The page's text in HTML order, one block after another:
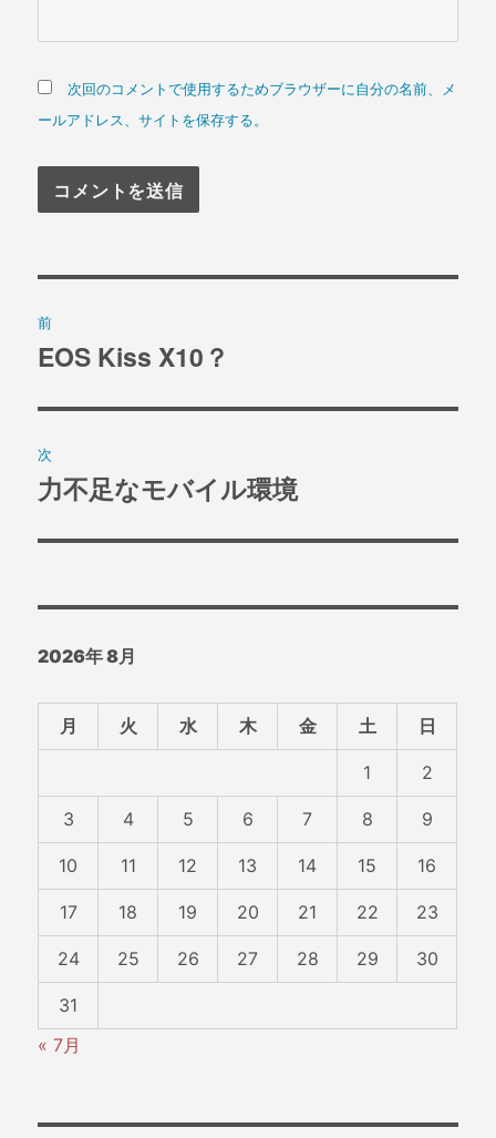
次回のコメントで使用するためブラウザーに自分の名前、メ
ールアドレス、サイトを保存する。
稿
ビ
ゲ
ー
ン
前
過
の
投
稿:
EOS Kiss X10？
次
次
投
力不足なモバイル環境
2026年 8月
月 火 水 木 金 土 日
1 2
3 4 5 6 7 8 9
10 11 12 13 14 15 16
17 18 19 20 21 22 23
24 25 26 27 28 29 30
31
« 7月